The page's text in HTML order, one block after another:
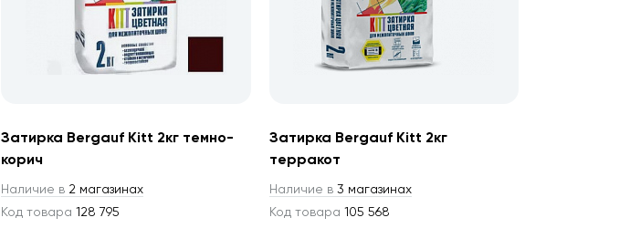
Затирка Bergauf Kitt 2кг темно-
корич
Наличие в 2 магазинах
Код товара 128 795
Затирка Bergauf Kitt 2кг
терракот
Наличие в3 магазинах
Код товара 105 568